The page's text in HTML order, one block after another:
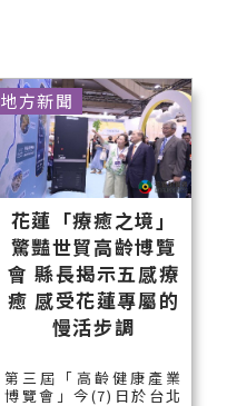
花蓮「療癒之境」
驚豔世貿高齡博覽
會 縣長揭示五感療
癒 感受花蓮專屬的
慢活步調
第三屆「高齡健康產業
博覽會」今(7)日於台北
地方新聞